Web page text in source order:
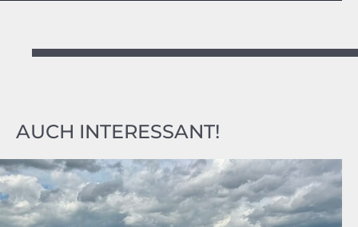
AUCH INTERESSANT!